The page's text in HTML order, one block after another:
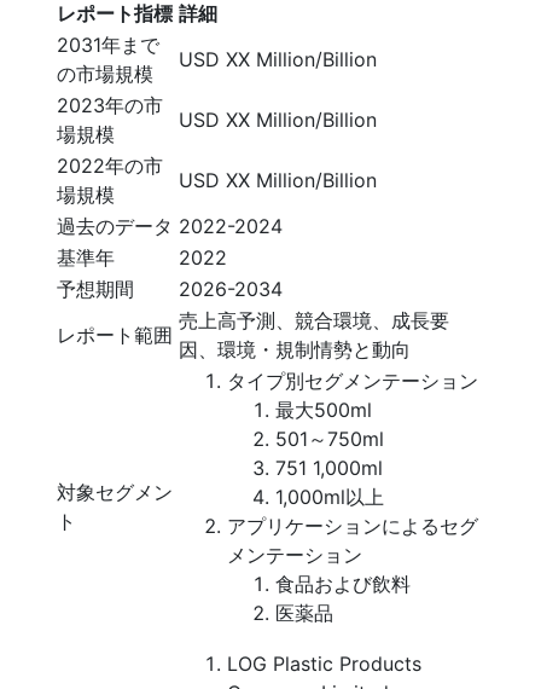
レポート指標 詳細
2031年まで
の市場規模
USD XX Million/Billion
2023年の市
場規模
USD XX Million/Billion
2022年の市
場規模
USD XX Million/Billion
過去のデータ 2022-2024
基準年
2022
予想期間
2026-2034
レポート範囲
売上高予測、競合環境、成長要
因、環境・規制情勢と動向
対象セグメン
ト
タイプ別セグメンテーション
最大500ml
501～750ml
751 1,000ml
1,000ml以上
アプリケーションによるセグ
メンテーション
食品および飲料
医薬品
LOG Plastic Products